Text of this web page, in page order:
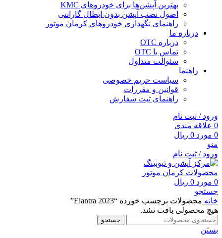
بهترین آپشن‌ها برای خودروهای KMC
اصول نصب آپشن بدون ابطال گارانتی
راهنمای نگهداری خودروهای کرمان موتور
درباره ما
درباره OTC
تماس با OTC
سئوالت متداول
راهنما
سیاست حریم خصوصی
قوانین و مقررات
راهنمای ثبت سفارش
ورود / ثبت نام
0 علاقه مندی
0 مورد 0 ریال
منو
ورود / ثبت نام
0 مورد 0 ریال
جستجو
خانه محصولات برچسب خورده “Elantra 2023”
هیچ محصولی یافت نشد.
جستجو
بستن